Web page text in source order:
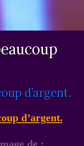
d’argent.
d’argent.